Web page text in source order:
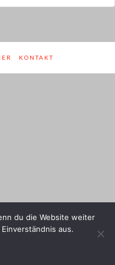
KONTAKT
du die Website weiter
aus.